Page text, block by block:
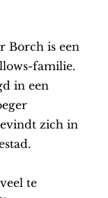
Borch is een
familie.
in een
zich in
te